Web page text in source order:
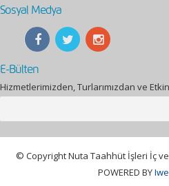
Sosyal Medya
E-Bülten
Hizmetlerimizden, Turlarımızdan ve
© Copyright Nuta Taahhüt İşleri İç ve
POWERED BY